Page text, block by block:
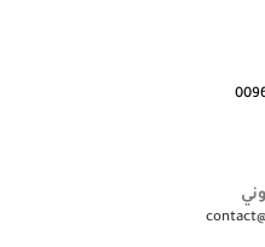
Opens